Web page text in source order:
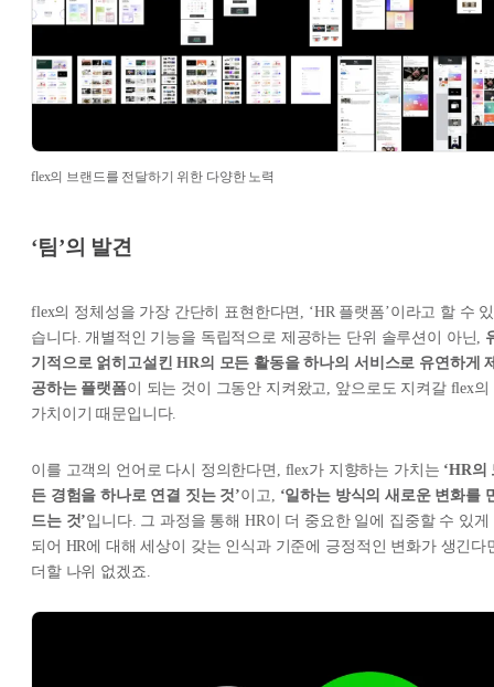
flex의 브랜드를 전달하기 위한 다양한 노력
‘팀’의 발견
flex의 정체성을 가장 간단히 표현한다면, ‘HR 플랫폼’이라고 할 수 있
습니다. 개별적인 기능을 독립적으로 제공하는 단위 솔루션이 아닌,
기적으로 얽히고설킨 HR의 모든 활동을 하나의 서비스로 유연하게
공하는 플랫폼이 되는 것이 그동안 지켜왔고, 앞으로도 지켜갈 flex의
가치이기 때문입니다.
이를 고객의 언어로 다시 정의한다면, flex가 지향하는 가치는 ‘HR의
든 경험을 하나로 연결 짓는 것’이고, ‘일하는 방식의 새로운 변화를
드는 것’입니다. 그 과정을 통해 HR이 더 중요한 일에 집중할 수 있게
되어 HR에 대해 세상이 갖는 인식과 기준에 긍정적인 변화가 생긴다
더할 나위 없겠죠.